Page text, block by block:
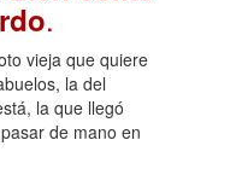
.
vieja que quiere
la del
la que llegó
de mano en